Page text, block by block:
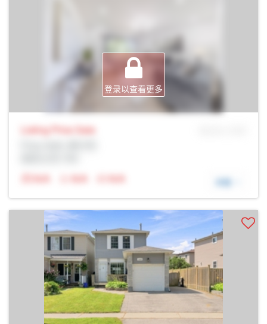
登录以查看更多
Listing Price Sale
N/A
N/A N/A 详细